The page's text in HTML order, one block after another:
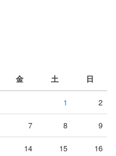
金 土 日
1 2
7 8 9
14 15 16